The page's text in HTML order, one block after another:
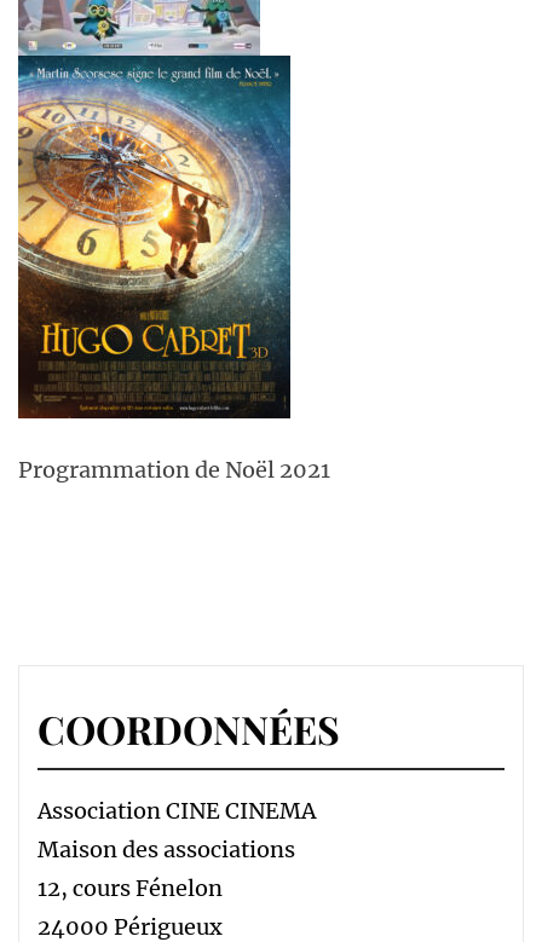
Programmation de Noël 2021
COORDONNÉES
Association CINE CINEMA
Maison des associations
12, cours Fénelon
24000 Périgueux